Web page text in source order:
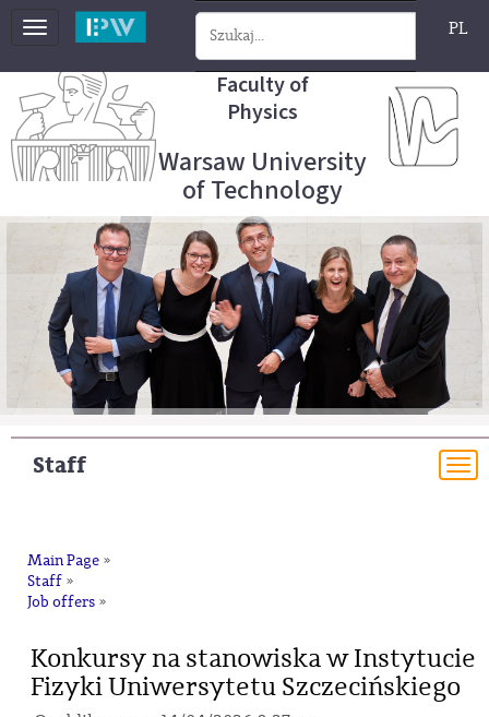
Toggle
PL
Faculty of
Physics
Warsaw University
of Technology
Staff
Main Page »
Staff »
Job offers »
Konkursy na stanowiska w Instytucie
Fizyki Uniwersytetu Szczecińskiego